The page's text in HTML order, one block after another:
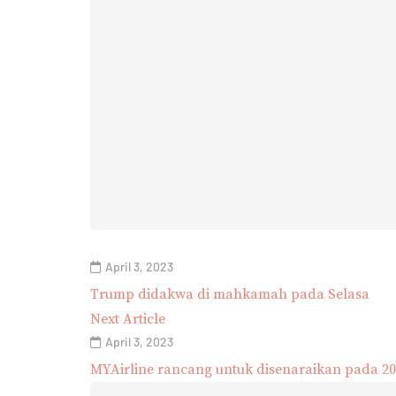
April 3, 2023
Trump didakwa di mahkamah pada Selasa
Next Article
April 3, 2023
MYAirline rancang untuk disenaraikan pada